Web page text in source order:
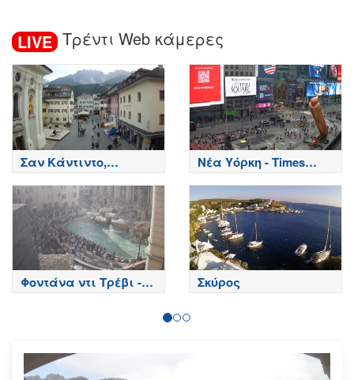
LIVE Τρέντι Web κάμερες
Σαν Κάντιντο,
Μπολζάνο - San
Candido, Bolzano
Νέα Υόρκη - Times
Square
Φοντάνα ντι Τρέβι -
Ρώμη
Σκύρος